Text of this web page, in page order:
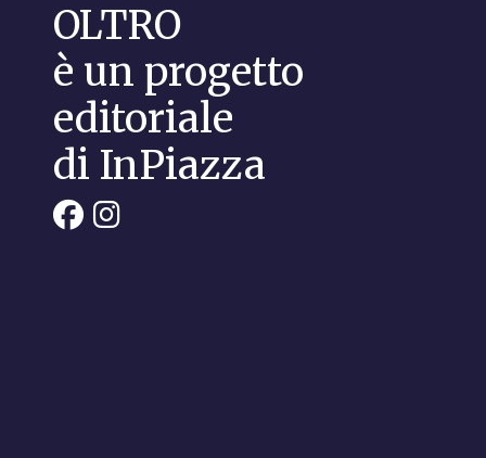
OLTRO
è un progetto
editoriale
di InPiazza